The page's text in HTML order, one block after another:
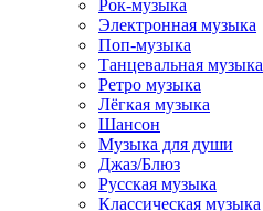
Рок-музыка
Электронная музыка
Поп-музыка
Танцевальная музыка
Ретро музыка
Лёгкая музыка
Шансон
Музыка для души
Джаз/Блюз
Русская музыка
Классическая музыка